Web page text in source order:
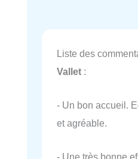
Liste des
Vallet :
- Un bon accueil.
et agréable.
- Une très bonne